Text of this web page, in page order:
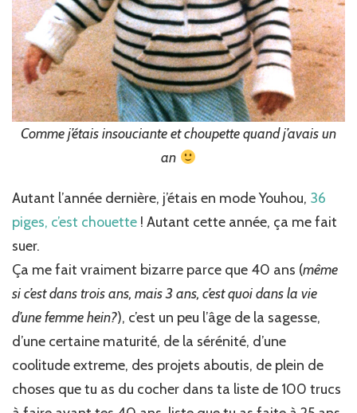
Comme j’étais insouciante et choupette quand j’avais un
an
Autant l’année dernière, j’étais en mode Youhou, 36
piges, c’est chouette ! Autant cette année, ça me fait
suer.
Ça me fait vraiment bizarre parce que 40 ans (même
si c’est dans trois ans, mais 3 ans, c’est quoi dans la vie
d’une femme hein?), c’est un peu l’âge de la sagesse,
d’une certaine maturité, de la sérénité, d’une
coolitude extreme, des projets aboutis, de plein de
choses que tu as du cocher dans ta liste de 100 trucs